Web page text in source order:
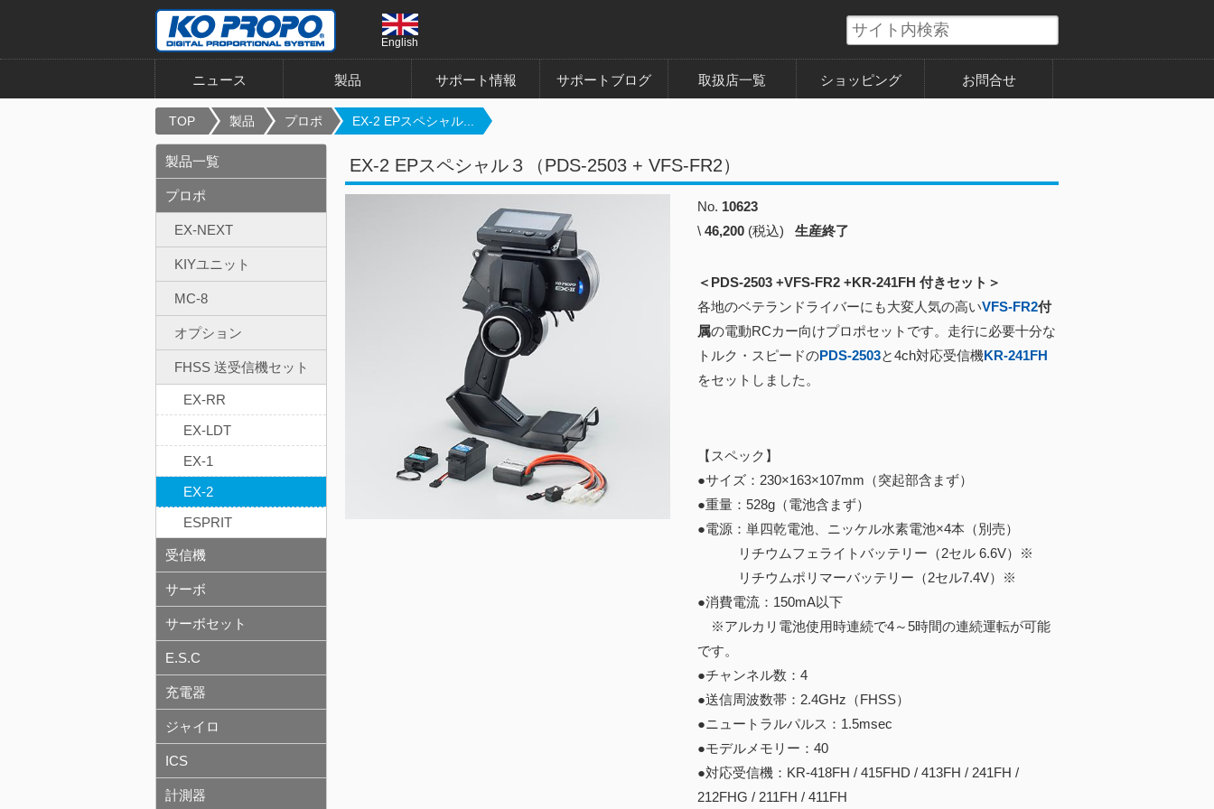
English
ニュース 製品 サポート情報 サポートブログ 取扱店一覧 ショッピング お問合せ
TOP 製品 プロポ EX-2 EPスペシャル...
EX-2 EPスペシャル３（PDS-2503 + VFS-FR2）
No. 10623
\ 46,200 (税込) 生産終了
＜PDS-2503 +VFS-FR2 +KR-241FH 付きセット＞
各地のベテランドライバーにも大変人気の高いVFS-FR2付
属の電動RCカー向けプロポセットです。走行に必要十分な
トルク・スピードのPDS-2503と4ch対応受信機KR-241FH
をセットしました。
【スペック】
●サイズ：230×163×107mm（突起部含まず）
●重量：528g（電池含まず）
●電源：単四乾電池、ニッケル水素電池×4本（別売）
リチウムフェライトバッテリー（2セル 6.6V）※
リチウムポリマーバッテリー（2セル7.4V）※
●消費電流：150mA以下
※アルカリ電池使用時連続で4～5時間の連続運転が可能
です。
●チャンネル数：4
●送信周波数帯：2.4GHz（FHSS）
●ニュートラルパルス：1.5msec
●モデルメモリー：40
●対応受信機：KR-418FH / 415FHD / 413FH / 241FH /
212FHG / 211FH / 411FH
製品一覧
プロポ
EX-NEXT
KIYユニット
MC-8
オプション
FHSS 送受信機セット
EX-RR
EX-LDT
EX-1
EX-2
ESPRIT
受信機
サーボ
サーボセット
E.S.C
充電器
ジャイロ
ICS
計測器